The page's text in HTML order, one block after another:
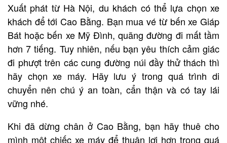
Xuất phát từ Hà Nội, du khách có thể lựa chọn xe
khách để tới Cao Bằng. Bạn mua vé từ bến xe Giáp
Bát hoặc bến xe Mỹ Đình, quãng đường đi mất tầm
hơn 7 tiếng. Tuy nhiên, nếu bạn yêu thích cảm giác
đi phượt trên các cung đường núi đầy thử thách thì
hãy chọn xe máy. Hãy lưu ý trong quá trình di
chuyển nên chú ý an toàn, cẩn thận và có tay lái
vững nhé.
Khi đã dừng chân ở Cao Bằng, bạn hãy thuê cho
mình một chiếc xe máy để thuận lợi hơn trong quá